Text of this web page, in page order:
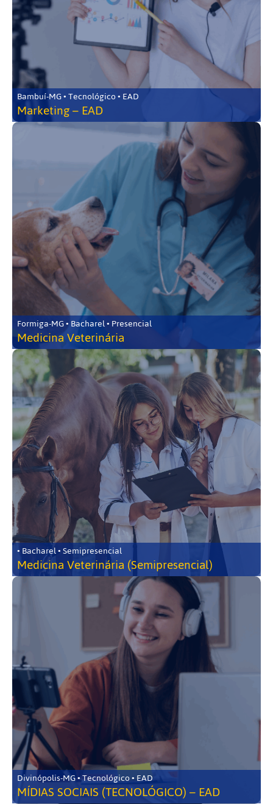
Bambuí-MG • Tecnológico • EAD
Marketing – EAD
Formiga-MG • Bacharel • Presencial
Medicina Veterinária
• Bacharel • Semipresencial
Medicina Veterinária (Semipresencial)
Divinópolis-MG • Tecnológico • EAD
MÍDIAS SOCIAIS (TECNOLÓGICO) – EAD